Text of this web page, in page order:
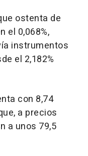
ostenta de
el 0,068%,
instrumentos
el 2,182%
con 8,74
a precios
a unos 79,5